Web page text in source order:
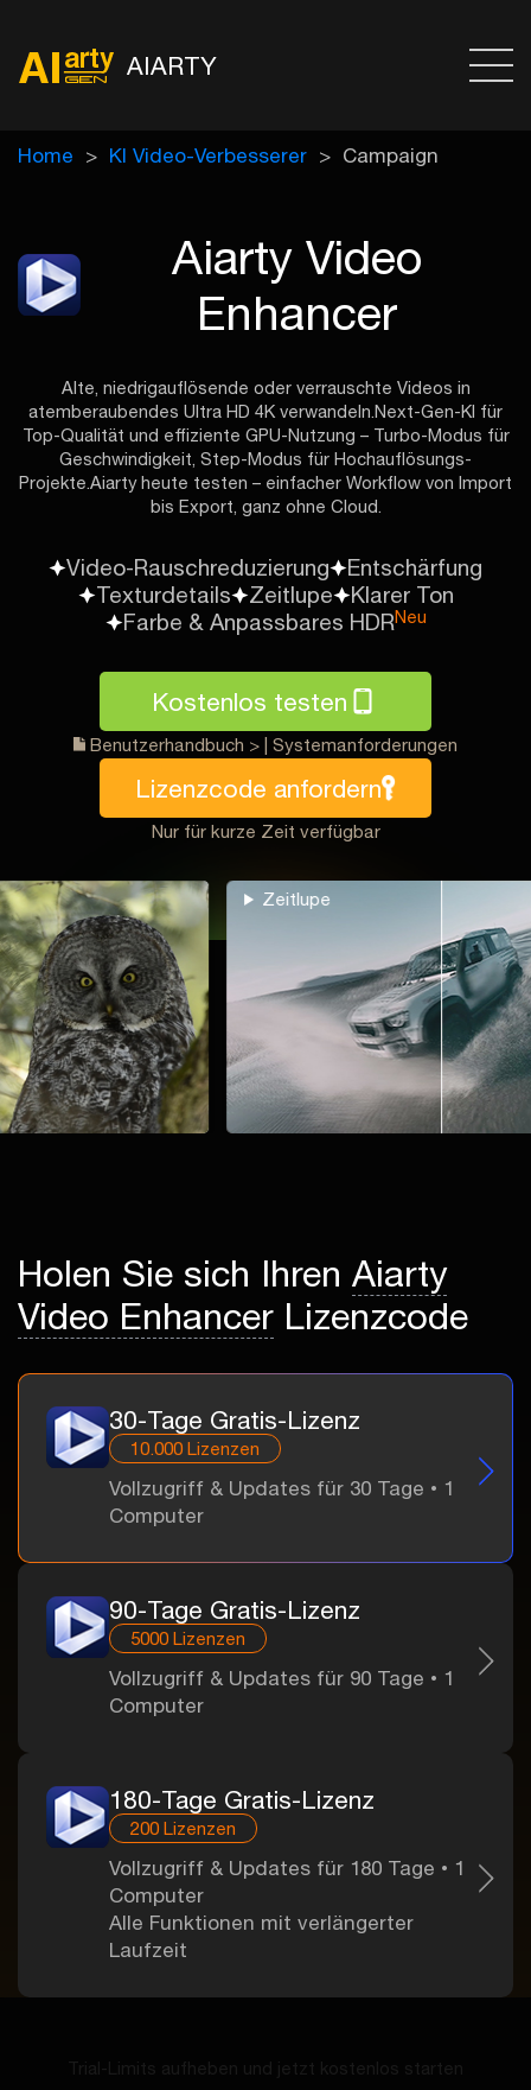
AIARTY
Home KI Video-Verbesserer Campaign
Aiarty Video
Enhancer
Alte, niedrigauflösende oder verrauschte Videos in
atemberaubendes Ultra HD 4K verwandeln. Next-Gen-KI für
Top-Qualität und effiziente GPU-Nutzung – Turbo-Modus für
Geschwindigkeit, Step-Modus für Hochauflösungs-
Projekte. Aiarty heute testen – einfacher Workflow von Import
bis Export, ganz ohne Cloud.
Video-Rauschreduzierung
Entschärfung
Texturdetails
Zeitlupe
Klarer Ton
Farbe & Anpassbares HDRNeu
Kostenlos testen
Benutzerhandbuch > Systemanforderungen
Lizenzcode anfordern
Nur für kurze Zeit verfügbar
Zeitlupe
Holen Sie sich Ihren Aiarty
Video Enhancer Lizenzcode
30-Tage Gratis-Lizenz
10.000 Lizenzen
Vollzugriff & Updates für 30 Tage • 1
Computer
90-Tage Gratis-Lizenz
5000 Lizenzen
Vollzugriff & Updates für 90 Tage • 1
Computer
180-Tage Gratis-Lizenz
200 Lizenzen
Vollzugriff & Updates für 180 Tage • 1
Computer
Alle Funktionen mit verlängerter
Laufzeit